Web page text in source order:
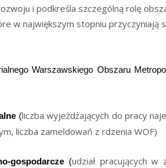
i podkreśla szczególną rolę
w największym stopniu przyczyniają
Warszawskiego Obszaru
(liczba wyjeżdżających do pracy
liczba zameldowań z rdzenia WOF)
gospodarcze (udział pracujących w